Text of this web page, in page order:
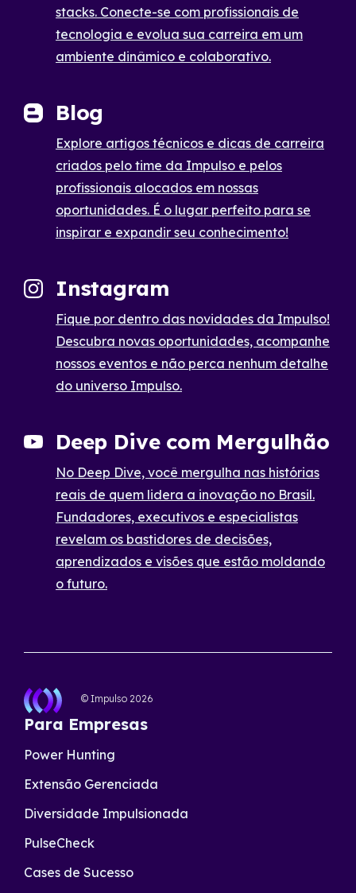
stacks. Conecte-se com profissionais de
tecnologia e evolua sua carreira em um
ambiente dinâmico e colaborativo.
Blog
Explore artigos técnicos e dicas de carreira
criados pelo time da Impulso e pelos
profissionais alocados em nossas
oportunidades. É o lugar perfeito para se
inspirar e expandir seu conhecimento!
Instagram
Fique por dentro das novidades da Impulso!
Descubra novas oportunidades, acompanhe
nossos eventos e não perca nenhum detalhe
do universo Impulso.
Deep Dive com Mergulhão
No Deep Dive, você mergulha nas histórias
reais de quem lidera a inovação no Brasil.
Fundadores, executivos e especialistas
revelam os bastidores de decisões,
aprendizados e visões que estão moldando
o futuro.
© Impulso 2026
Para Empresas
Power Hunting
Extensão Gerenciada
Diversidade Impulsionada
PulseCheck
Cases de Sucesso